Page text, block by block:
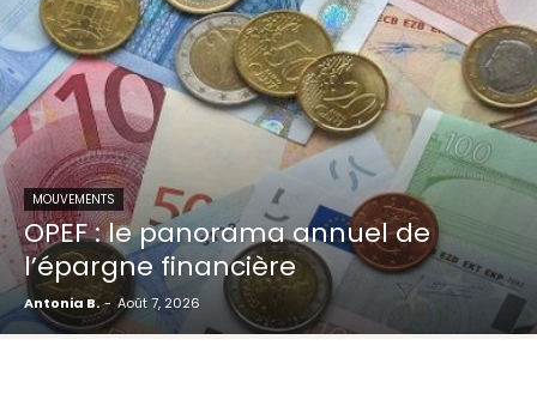
MOUVEMENTS
OPEF : le panorama annuel de
l’épargne financière
Antonia B. - Août 7, 2026